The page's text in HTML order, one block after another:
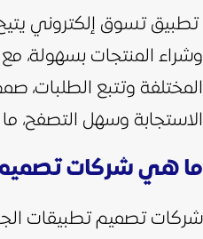
تطبيق تسوق إلكتروني
وشراء المنتجات بسهولة،
المختلفة وتتبع الطلبات،
الاستجابة وسهل التصفح، ما
ما هي شركات تصميم
شركات تصميم تطبيقات